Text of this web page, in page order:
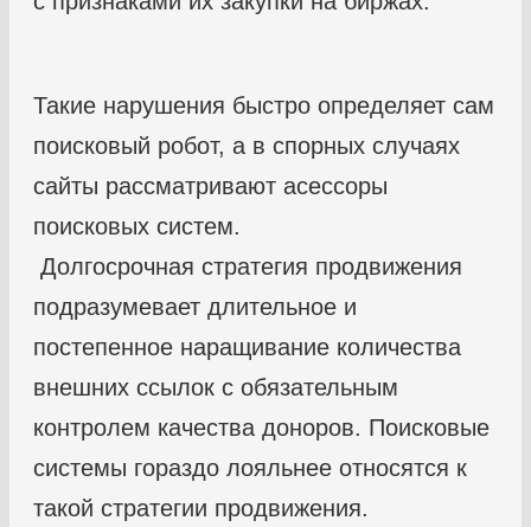
Такие нарушения быстро определяет сам
поисковый робот, а в спорных случаях
сайты рассматривают асессоры
поисковых систем.
Долгосрочная стратегия продвижения
подразумевает длительное и
постепенное наращивание количества
внешних ссылок с обязательным
контролем качества доноров. Поисковые
системы гораздо лояльнее относятся к
такой стратегии продвижения.